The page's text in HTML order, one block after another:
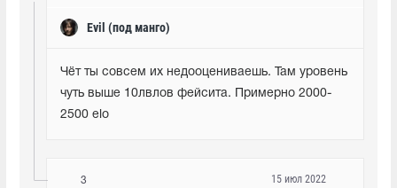
Evil (под манго)
Чёт ты совсем их недооцениваешь. Там уровень
чуть выше 10лвлов фейсита. Примерно 2000-
2500 elo
3 15 июл 2022